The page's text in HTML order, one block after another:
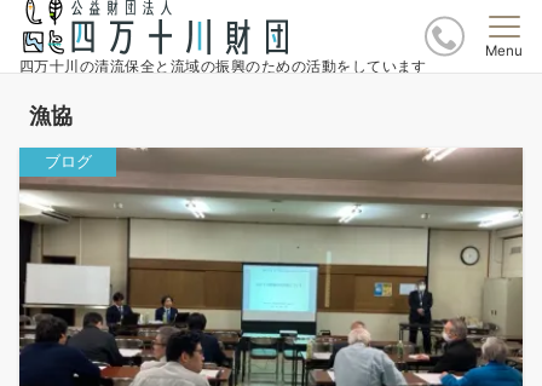
四万十川の清流保全と流域の振興のための活動をしています
Menu
漁協
ブログ